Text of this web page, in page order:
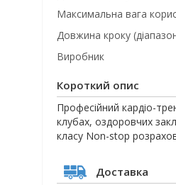
Максимальна вага
Довжина кроку
Виробник
Короткий опис
Професійний кардіо-
клубах, оздоровчих
класу Non-stop
Доставка